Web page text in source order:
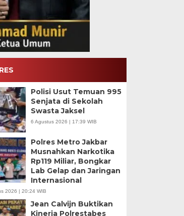
Polisi Usut Temuan 995
Senjata di Sekolah
Swasta Jaksel
6 Agustus 2026 | 17:39 WIB
Polres Metro Jakbar
Musnahkan Narkotika
Rp119 Miliar, Bongkar
Lab Gelap dan Jaringan
Internasional
2026 | 20:24 WIB
Jean Calvijn Buktikan
Kinerja Polrestabes